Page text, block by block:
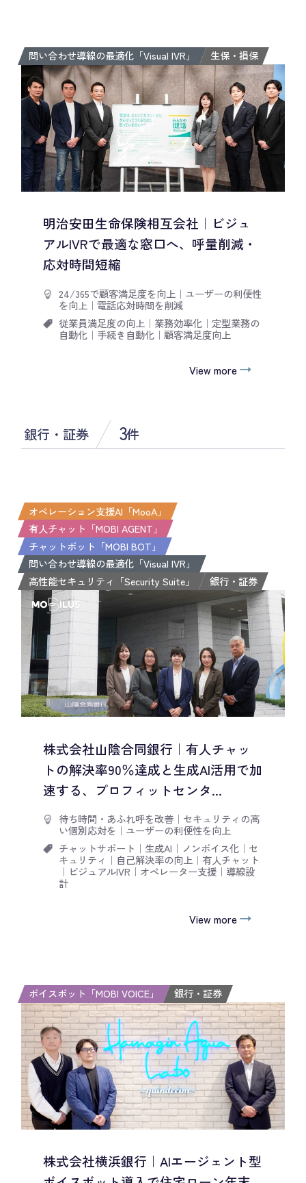
問い合わせ導線の最適化「Visual IVR」 生保・損保
明治安田生命保険相互会社｜ビジュ
アルIVRで最適な窓口へ、呼量削減・
応対時間短縮
24/365で顧客満足度を向上 ｜ ユーザーの利便性
を向上 ｜ 電話応対時間を削減
従業員満足度の向上 ｜ 業務効率化｜ 定型業務の
自動化｜ 手続き自動化｜ 顧客満足度向上
View more
銀行・証券 3件
オペレーション支援AI「MooA」
有人チャット「MOBI AGENT」
チャットボット「MOBI BOT」
問い合わせ導線の最適化「Visual IVR」
高性能セキュリティ「Security Suite」
銀行・証券
株式会社山陰合同銀行｜有人チャッ
トの解決率90％達成と生成AI活用で加
速する、プロフィットセンタ...
待ち時間・あふれ呼を改善｜ セキュリティの高
い個別応対を ｜ ユーザーの利便性を向上
チャットサポート ｜ 生成AI ｜ ノンボイス化｜ セ
キュリティ ｜ 自己解決率の向上 ｜ 有人チャット
｜ ビジュアルIVR ｜ オペレーター支援｜ 導線設
計
View more
ボイスボット「MOBI VOICE」 銀行・証券
株式会社横浜銀行｜AIエージェント型